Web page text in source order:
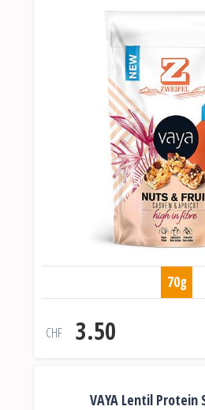
70g
CHF 3.50
VAYA Lentil Protein